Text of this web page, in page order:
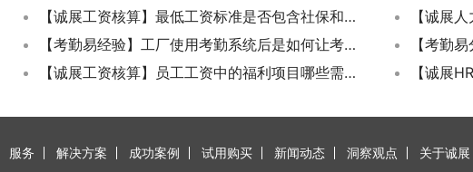
【诚展工资核算】最低工资标准是否包含社保和公积金了？
【考勤易经验】工厂使用考勤系统后是如何让考勤管理效率提升百倍的？
【诚展工资核算】员工工资中的福利项目哪些需要扣除个人所得税？
服务 解决方案 成功案例 试用购买 新闻动态 洞察观点 关于诚展